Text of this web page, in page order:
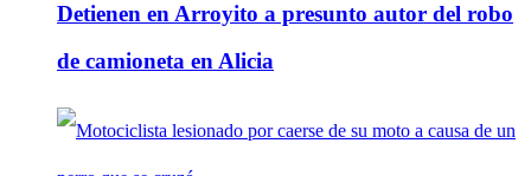
Detienen en Arroyito a presunto autor del robo
de camioneta en Alicia